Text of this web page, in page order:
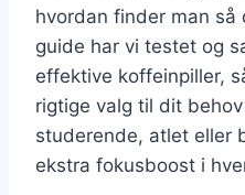
hvordan finder man så
guide har vi testet og
effektive koffeinpiller,
rigtige valg til dit
studerende, atlet eller
ekstra fokusboost i